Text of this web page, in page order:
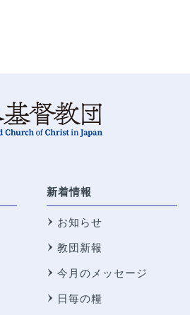
新着情報
お知らせ
教団新報
今月のメッセージ
日毎の糧